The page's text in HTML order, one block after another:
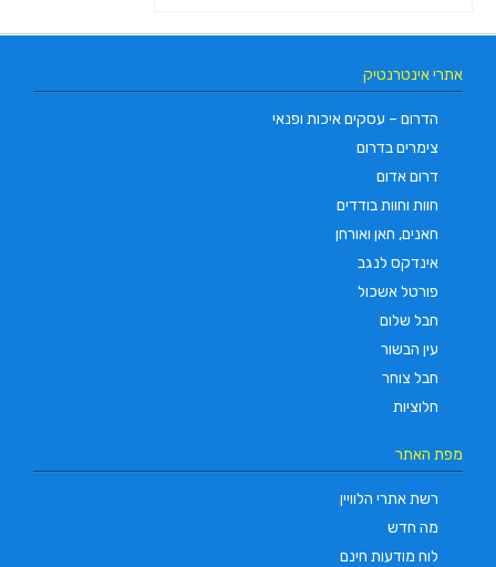
אתרי אינטרנטיק
הדרום – עסקים איכות ופנאי
צימרים בדרום
דרום אדום
חוות וחוות בודדים
חאנים, חאן ואורחן
אינדקס לנגב
פורטל אשכול
חבל שלום
עין הבשור
חבל צוחר
חלוציות
מפת האתר
רשת אתרי הלוויין
מה חדש
לוח מודעות חינם